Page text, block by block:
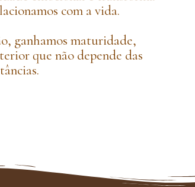
com a vida.
ganhamos maturidade,
que não depende das